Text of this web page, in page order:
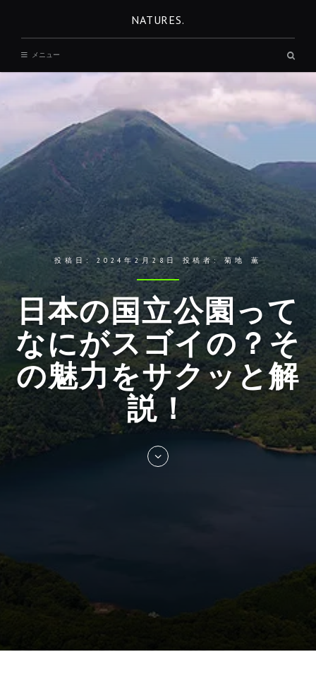
NATURES.
メニュー
投稿日: 2024年2月28日 投稿者:菊地 薫
日本の国立公園って
なにがスゴイの？そ
の魅力をサクッと解
説！
Skip
to